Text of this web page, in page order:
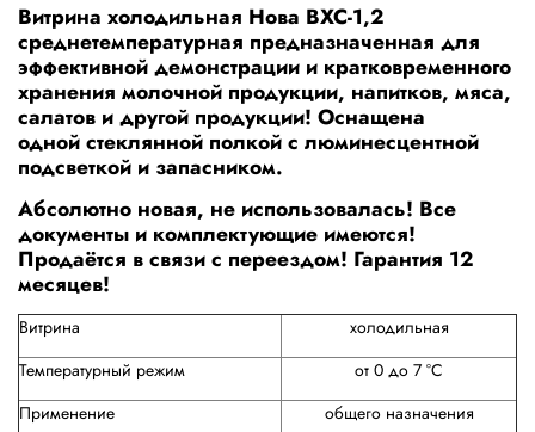
Витрина холодильная Нова ВХС-1,2
среднетемпературная предназначенная для
эффективной демонстрации и кратковременного
хранения молочной продукции, напитков, мяса,
салатов и другой продукции! Оснащена
одной стеклянной полкой с люминесцентной
подсветкой и запасником.
Абсолютно новая, не использовалась! Все
документы и комплектующие имеются!
Продаётся в связи с переездом! Гарантия 12
месяцев!
Витрина
холодильная
Температурный режим
от 0 до 7 °C
Применение
общего назначения